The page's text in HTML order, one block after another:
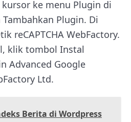
ke menu Plugin di
Plugin. Di
reCAPTCHA WebFactory.
klik tombol Instal
Advanced Google
Ltd.
Berita di Wordpress